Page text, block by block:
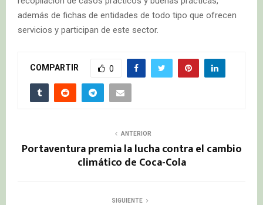
además de fichas de entidades de todo tipo que ofrecen
servicios y participan de este sector.
COMPARTIR 0
ANTERIOR
Portaventura premia la lucha contra el cambio
climático de Coca-Cola
SIGUIENTE